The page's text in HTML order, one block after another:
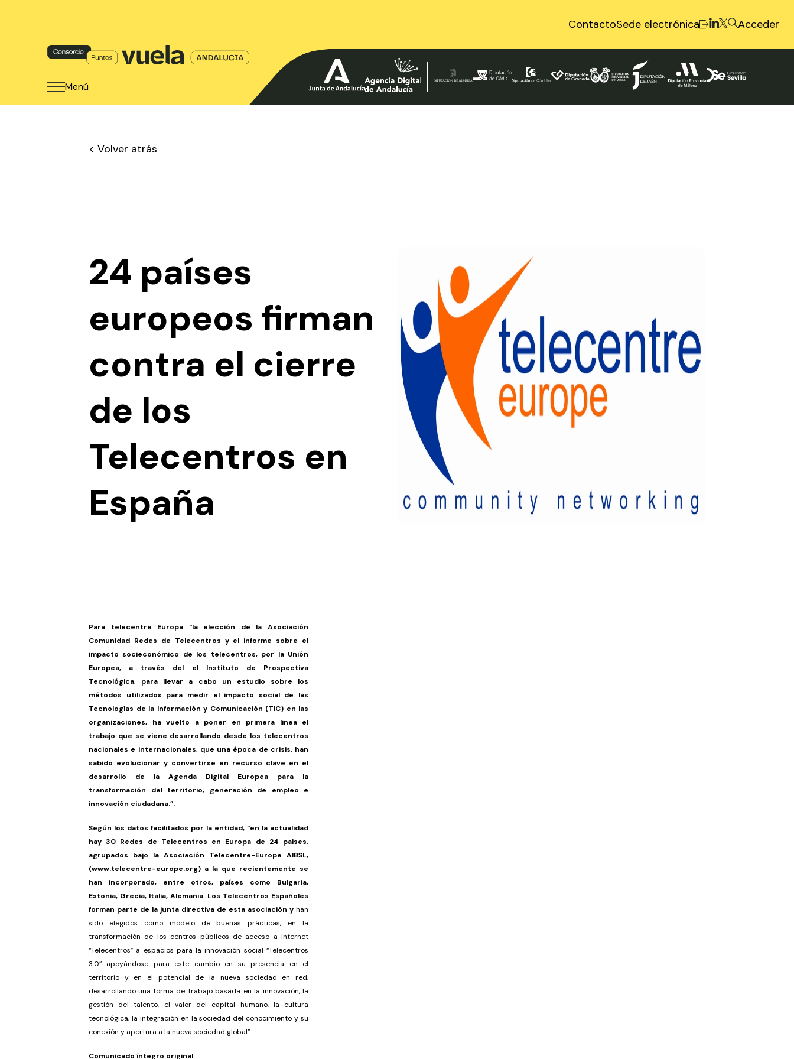
ContactoSede electrónica Acceder
Menú
< Volver atrás
24 países
europeos firman
contra el cierre
de los
Telecentros en
España
Para telecentre Europa “la elección de la Asociación
Comunidad Redes de Telecentros y el informe sobre el
impacto socieconómico de los telecentros, por la Unión
Europea, a través del el Instituto de Prospectiva
Tecnológica, para llevar a cabo un estudio sobre los
métodos utilizados para medir el impacto social de las
Tecnologías de la Información y Comunicación (TIC) en las
organizaciones, ha vuelto a poner en primera linea el
trabajo que se viene desarrollando desde los telecentros
nacionales e internacionales, que una época de crisis, han
sabido evolucionar y convertirse en recurso clave en el
desarrollo de la Agenda Digital Europea para la
transformación del territorio, generación de empleo e
innovación ciudadana.”.
Según los datos facilitados por la entidad, “en la actualidad
hay 30 Redes de Telecentros en Europa de 24 países,
agrupados bajo la Asociación Telecentre-Europe AIBSL,
(www.telecentre-europe.org) a la que recientemente se
han incorporado, entre otros, países como Bulgaria,
Estonia, Grecia, Italia, Alemania. Los Telecentros Españoles
forman parte de la junta directiva de esta asociación y han
sido elegidos como modelo de buenas prácticas, en la
transformación de los centros públicos de acceso a internet
“Telecentros” a espacios para la innovación social “Telecentros
3.0” apoyándose para este cambio en su presencia en el
territorio y en el potencial de la nueva sociedad en red,
desarrollando una forma de trabajo basada en la innovación, la
gestión del talento, el valor del capital humano, la cultura
tecnológica, la integración en la sociedad del conocimiento y su
conexión y apertura a la nueva sociedad global”.
Comunicado íntegro original